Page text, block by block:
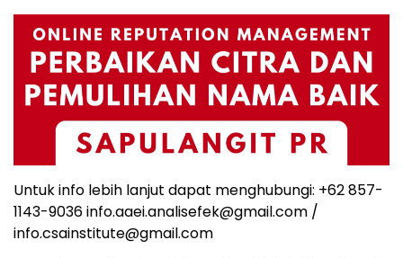
Untuk info lebih lanjut dapat menghubungi: +62 857-
1143-9036 info.aaei.analisefek@gmail.com /
info.csainstitute@gmail.com